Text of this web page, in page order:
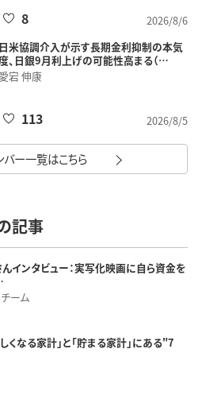
2026/8/6
8
日米協調介入が示す長期金利抑制の本気
、日銀9月利上げの可能性高まる（…
愛宕 伸康
2026/8/5
113
バー一覧はこちら
記事
インタビュー：実写化映画に自ら資金を
ーム
くなる家計」と「貯まる家計」にある"7